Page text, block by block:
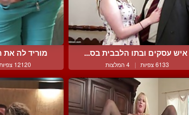
איש עסקים ובתו הלבבית בס...
6133 צפיות | 4 המלצות
מוריד לה את
12120 צפיות